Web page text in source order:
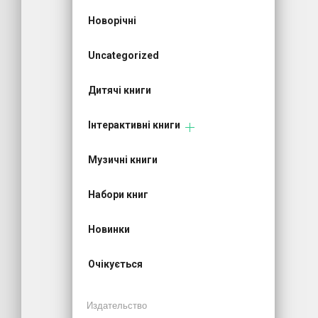
Новорічні
Uncategorized
Дитячі книги
Інтерактивні книги
Музичні книги
Набори книг
Новинки
Очікується